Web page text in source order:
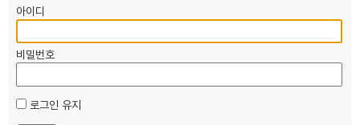
아이디
비밀번호
로그인 유지
자료
부설기관
업무